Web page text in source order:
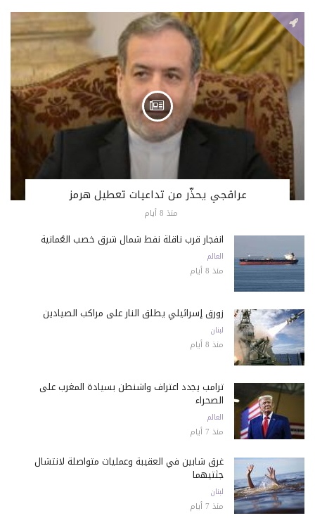
عراقجي يحذّر من تداعيات تعطيل هرمز
منذ 8 أيام
انفجار قرب ناقلة نفط شمال شرق خصب العُمانية
العالم
منذ 8 أيام
زورق إسرائيلي يطلق النار على مراكب الصيادين
لبنان
منذ 8 أيام
ترامب يجدد اعتراف واشنطن بسيادة المغرب على
الصحراء
العالم
منذ 7 أيام
غرق شابين في العقيبة وعمليات متواصلة لانتشال
جثتيهما
لبنان
منذ 7 أيام